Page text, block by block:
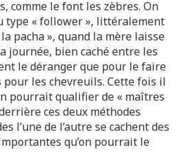
comme le font les zèbres. On
type « follower », littéralement
pacha », quand la mère laisse
journée, bien caché entre les
le déranger que pour le faire
pour les chevreuils. Cette fois il
pourrait qualifier de « maîtres
ces deux méthodes
l’une de l’autre se cachent des
qu’on pourrait le